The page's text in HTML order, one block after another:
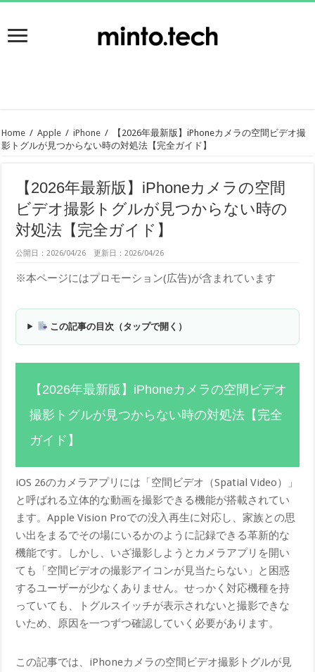
Home / Apple / iPhone /
【2026年最新版】iPhoneカメラの空間ビデオ撮
影トグルが見つからない時の対処法【完全ガイド】
【2026年最新版】iPhoneカメラの空間
ビデオ撮影トグルが見つからない時の
対処法【完全ガイド】
公開日：2026/04/26 更新日：2026/04/26
※本ページにはプロモーション(広告)が含まれています
この記事の目次（タップで開く）
【2026年最新版】iPhoneカメラの空間ビデオ
撮影トグルが見つからない時の対処法【完全
ガイド】
iOS 26のカメラアプリには「空間ビデオ（Spatial Video）」
と呼ばれる立体的な動画を撮影できる機能が搭載されてい
ます。Apple Vision Proでの没入再生に対応し、家族との思
い出をまるでその場にいるかのように記録できる革新的な
機能です。しかし、いざ撮影しようとカメラアプリを開い
ても「空間ビデオの撮影アイコンが見当たらない」と困惑
するユーザーが少なくありません。せっかく対応機種を持
っていても、トグルスイッチが表示されないと撮影できな
いため、原因を一つずつ確認していく必要があります。
この記事では、iPhoneカメラの空間ビデオ撮影トグルが見